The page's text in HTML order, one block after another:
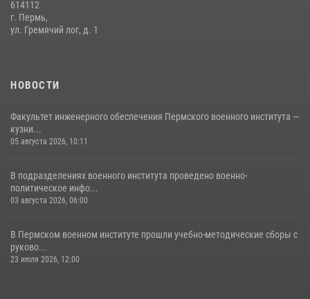
чемпионате войск национальной гвардии Российской Федерации по
боксу
(подготовки кадров высшей квалификации и дополнительного
по военной психологии и педагогики (раздел «военная дидактика»)
06 июля 2026, 04:30
614112
г. Пермь,
ул. Гремячий лог, д. 1
НОВОСТИ
Факультет инженерного обеспечения Пермского военного института —
кузни...
05 августа 2026, 10:11
В подразделениях военного института проведено военно-
политическое инфо...
03 августа 2026, 06:00
В Пермском военном институте прошли учебно-методические сборы с
руково...
23 июля 2026, 12:00